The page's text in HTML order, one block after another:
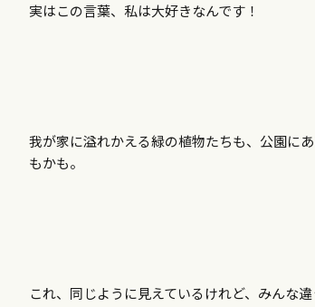
実はこの言葉、私は大好きなんです！
我が家に溢れかえる緑の植物たちも、公園に
もかも。
これ、同じように見えているけれど、みんな違